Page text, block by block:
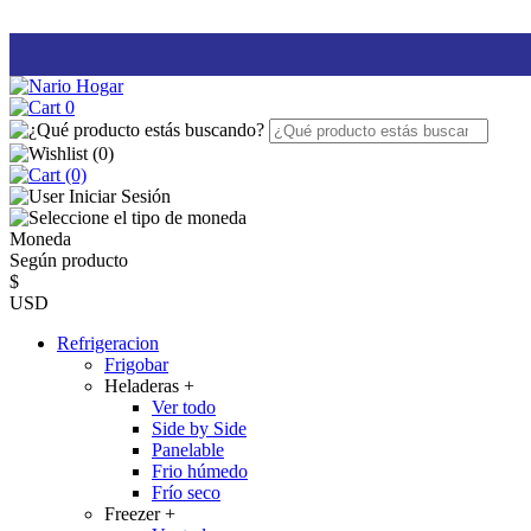
0
(0)
(0)
Iniciar Sesión
Moneda
Según producto
$
USD
Refrigeracion
Frigobar
Heladeras +
Ver todo
Side by Side
Panelable
Frio húmedo
Frío seco
Freezer+